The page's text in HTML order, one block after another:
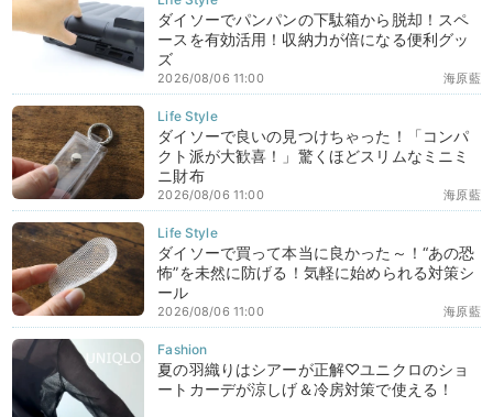
ダイソーでパンパンの下駄箱から脱却！スペ
ースを有効活用！収納力が倍になる便利グッ
ズ
海原藍
2026/08/06 11:00
ダイソーで良いの見つけちゃった！「コンパ
クト派が大歓喜！」驚くほどスリムなミニミ
ニ財布
海原藍
2026/08/06 11:00
ダイソーで買って本当に良かった～！“あの恐
怖”を未然に防げる！気軽に始められる対策シ
ール
海原藍
2026/08/06 11:00
夏の羽織りはシアーが正解♡ユニクロのショ
ートカーデが涼しげ＆冷房対策で使える！